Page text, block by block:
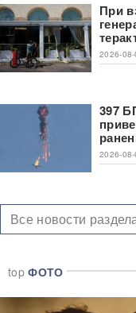
При
2026-
397
2026-
Все новости
topФОТО